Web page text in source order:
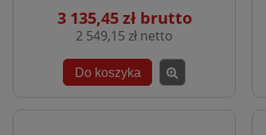
3 135,45 zł
2 549,15 zł
Do koszyka